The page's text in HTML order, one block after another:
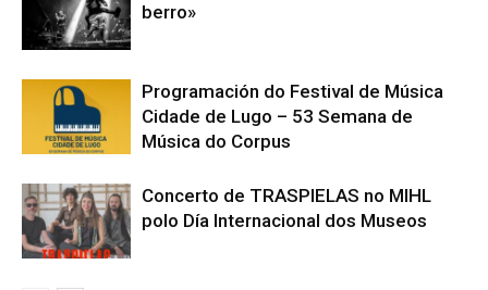
berro»
Programación do Festival de Música
Cidade de Lugo – 53 Semana de
Música do Corpus
Concerto de TRASPIELAS no MIHL
polo Día Internacional dos Museos